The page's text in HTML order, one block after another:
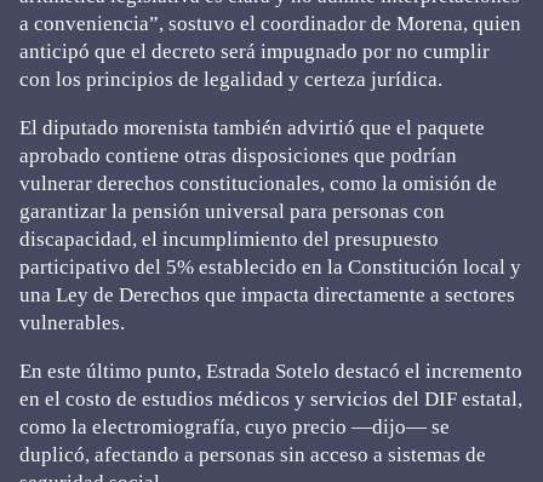
a conveniencia”, sostuvo el coordinador de Morena, quien
anticipó que el decreto será impugnado por no cumplir
con los principios de legalidad y certeza jurídica.
El diputado morenista también advirtió que el paquete
aprobado contiene otras disposiciones que podrían
vulnerar derechos constitucionales, como la omisión de
garantizar la pensión universal para personas con
discapacidad, el incumplimiento del presupuesto
participativo del 5% establecido en la Constitución local y
una Ley de Derechos que impacta directamente a sectores
vulnerables.
En este último punto, Estrada Sotelo destacó el incremento
en el costo de estudios médicos y servicios del DIF estatal,
como la electromiografía, cuyo precio —dijo— se
duplicó, afectando a personas sin acceso a sistemas de